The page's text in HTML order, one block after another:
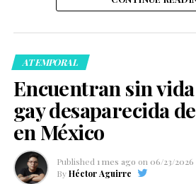
ATEMPORAL
Encuentran sin
gay desaparecida
en México
Published 1 mes ago on 06/23/2026
By Héctor Aguirre